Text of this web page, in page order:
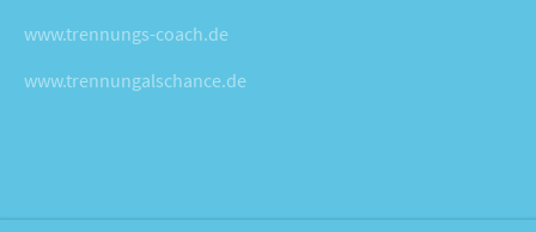
www.trennungs-coach.de
www.trennungalschance.de